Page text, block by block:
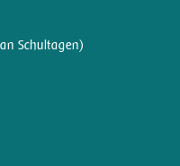
Schultagen)